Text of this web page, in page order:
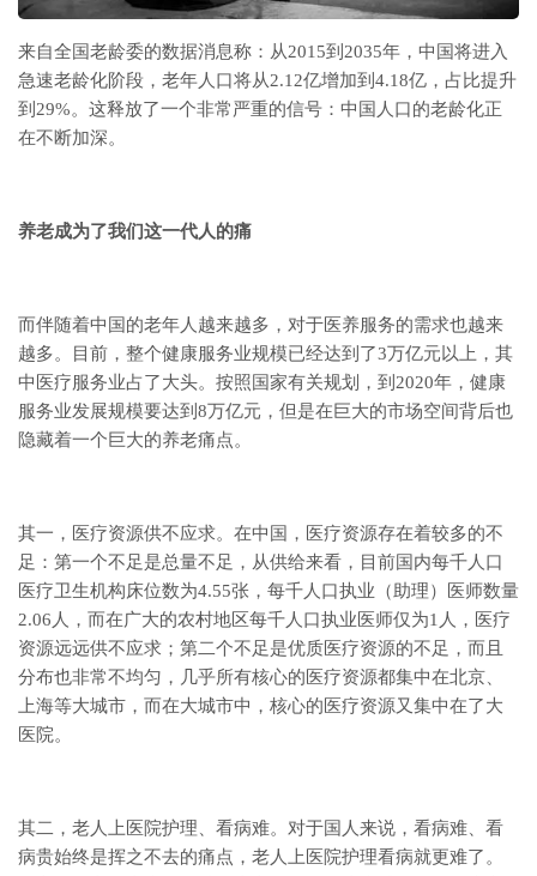
来自全国老龄委的数据消息称：从2015到2035年，中国将进入
急速老龄化阶段，老年人口将从2.12亿增加到4.18亿，占比提升
到29%。这释放了一个非常严重的信号：中国人口的老龄化正
在不断加深。
养老成为了我们这一代人的痛
而伴随着中国的老年人越来越多，对于医养服务的需求也越来
越多。目前，整个健康服务业规模已经达到了3万亿元以上，其
中医疗服务业占了大头。按照国家有关规划，到2020年，健康
服务业发展规模要达到8万亿元，但是在巨大的市场空间背后也
隐藏着一个巨大的养老痛点。
其一，医疗资源供不应求。在中国，医疗资源存在着较多的不
足：第一个不足是总量不足，从供给来看，目前国内每千人口
医疗卫生机构床位数为4.55张，每千人口执业（助理）医师数量
2.06人，而在广大的农村地区每千人口执业医师仅为1人，医疗
资源远远供不应求；第二个不足是优质医疗资源的不足，而且
分布也非常不均匀，几乎所有核心的医疗资源都集中在北京、
上海等大城市，而在大城市中，核心的医疗资源又集中在了大
医院。
其二，老人上医院护理、看病难。对于国人来说，看病难、看
病贵始终是挥之不去的痛点，老人上医院护理看病就更难了。